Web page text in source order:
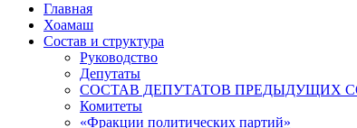
Главная
Хоамаш
Состав и структура
Руководство
Депутаты
СОСТАВ ДЕПУТАТОВ ПРЕДЫДУЩИХ
Комитеты
«Фракции политических партий»